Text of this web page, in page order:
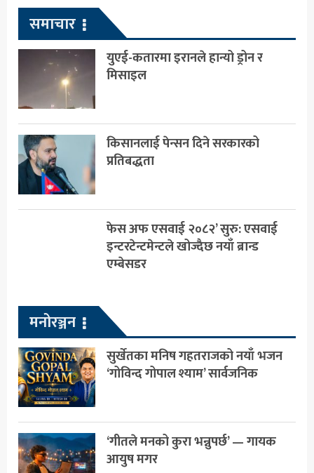
समाचार
युएई-कतारमा इरानले हान्यो ड्रोन र
मिसाइल
किसानलाई पेन्सन दिने सरकारको
प्रतिबद्धता
फेस अफ एसवाई २०८२’ सुरु: एसवाई
इन्टरटेन्टमेन्टले खोज्दैछ नयाँ ब्रान्ड
एम्बेसडर
मनोरञ्जन
सुर्खेतका मनिष गहतराजको नयाँ भजन
‘गोविन्द गोपाल श्याम’ सार्वजनिक
‘गीतले मनको कुरा भन्नुपर्छ’ — गायक
आयुष मगर